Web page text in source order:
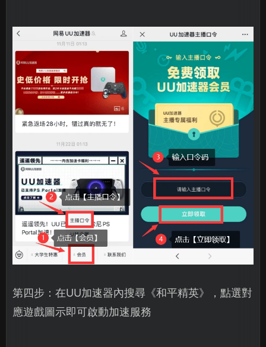
第四步：在UU加速器內搜尋《和平精英》，點選對
應遊戲圖示即可啟動加速服務